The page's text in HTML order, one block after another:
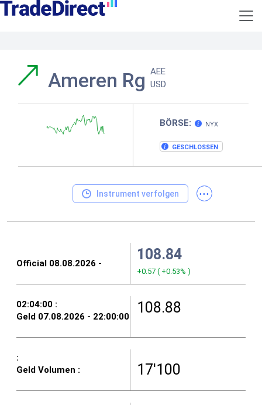
Ameren Rg AEE
USD
BÖRSE: NYX
GESCHLOSSEN
Instrument verfolgen ...
108.84
+0.57 ( +0.53% )
108.88
17'100